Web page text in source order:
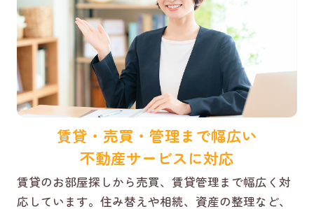
賃貸・売買・管理まで幅広い
不動産サービスに対応
賃貸のお部屋探しから売買、賃貸管理まで幅広く対
応しています。住み替えや相続、資産の整理など、